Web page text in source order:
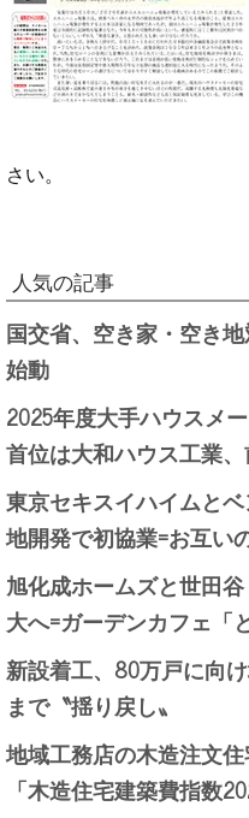
さい。
人気の記事
国交省、空き家・空き
始動
2025年度大手ハウスメ
首位は大和ハウス工業
東京セキスイハイムと
地開発で初協業=お互い
旭化成ホームズと世田
大へ=ガーデンカフェ「
新設着工、80万戸に向
まで〝揺り戻し〟
地域工務店の木造注文
「木造住宅建築費指数